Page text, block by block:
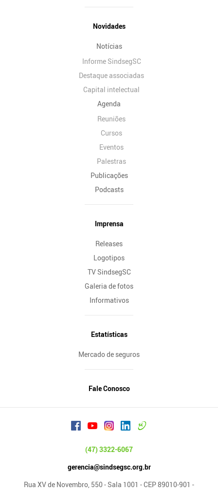
Novidades
Notícias
Informe SindsegSC
Destaque associadas
Capital intelectual
Agenda
Reuniões
Cursos
Eventos
Palestras
Publicações
Podcasts
Imprensa
Releases
Logotipos
TV SindsegSC
Galeria de fotos
Informativos
Estatísticas
Mercado de seguros
Fale Conosco
(47) 3322-6067
gerencia@sindsegsc.org.br
Rua XV de Novembro, 550 - Sala 1001 - CEP 89010-901 -